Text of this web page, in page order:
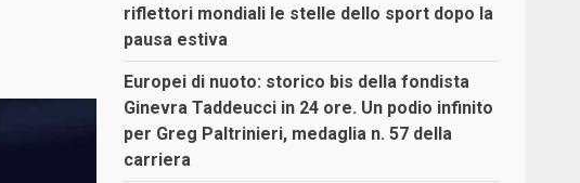
riflettori mondiali le stelle dello sport dopo la
pausa estiva
Europei di nuoto: storico bis della fondista
Ginevra Taddeucci in 24 ore. Un podio infinito
per Greg Paltrinieri, medaglia n. 57 della
carriera